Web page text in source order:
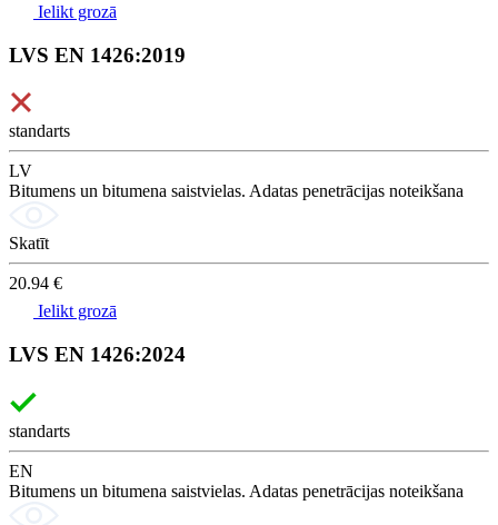
Ielikt grozā
LVS EN 1426:2019
standarts
LV
Bitumens un bitumena saistvielas. Adatas penetrācijas noteikšana
Skatīt
20.94 €
Ielikt grozā
LVS EN 1426:2024
standarts
EN
Bitumens un bitumena saistvielas. Adatas penetrācijas noteikšana